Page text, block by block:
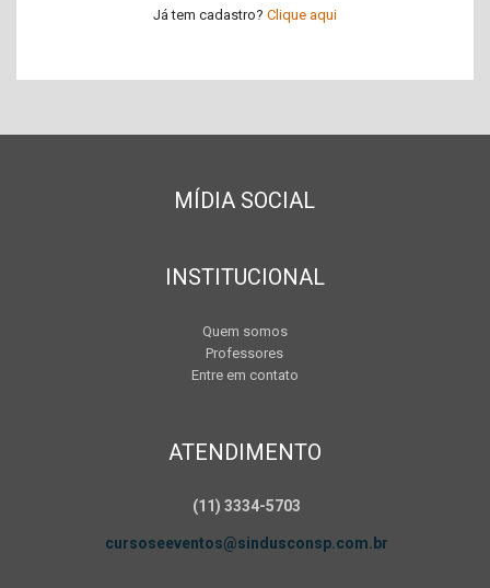
Já tem cadastro? Clique aqui
MÍDIA SOCIAL
INSTITUCIONAL
Quem somos
Professores
Entre em contato
ATENDIMENTO
(11) 3334-5703
cursoseeventos@sindusconsp.com.br